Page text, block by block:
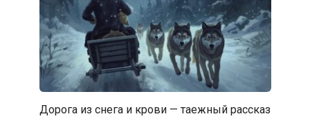
Дорога из снега и крови — таежный рассказ